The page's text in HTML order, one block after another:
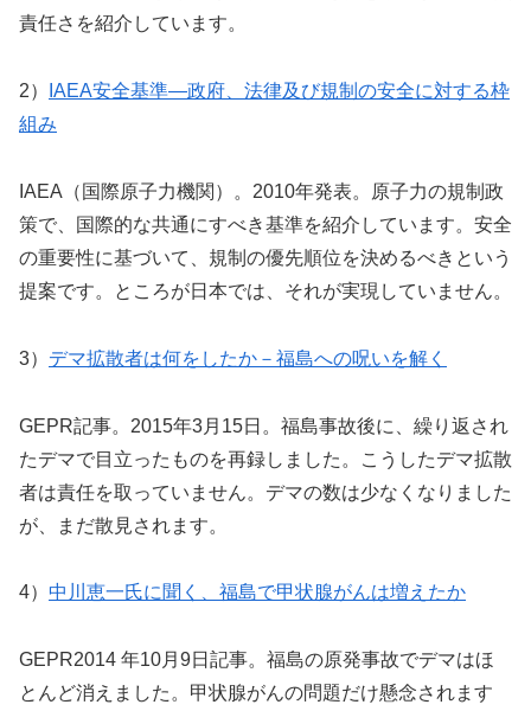
責任さを紹介しています。
2）
IAEA安全基準—政府、法律及び規制の安全に対する枠
組み
IAEA（国際原子力機関）。2010年発表。原子力の規制政
策で、国際的な共通にすべき基準を紹介しています。安全
の重要性に基づいて、規制の優先順位を決めるべきという
提案です。ところが日本では、それが実現していません。
3） デマ拡散者は何をしたか－福島への呪いを解く
GEPR記事。2015年3月15日。福島事故後に、繰り返され
たデマで目立ったものを再録しました。こうしたデマ拡散
者は責任を取っていません。デマの数は少なくなりました
が、まだ散見されます。
4） 中川恵一氏に聞く、福島で甲状腺がんは増えたか
GEPR2014 年10月9日記事。福島の原発事故でデマはほ
とんど消えました。甲状腺がんの問題だけ懸念されます